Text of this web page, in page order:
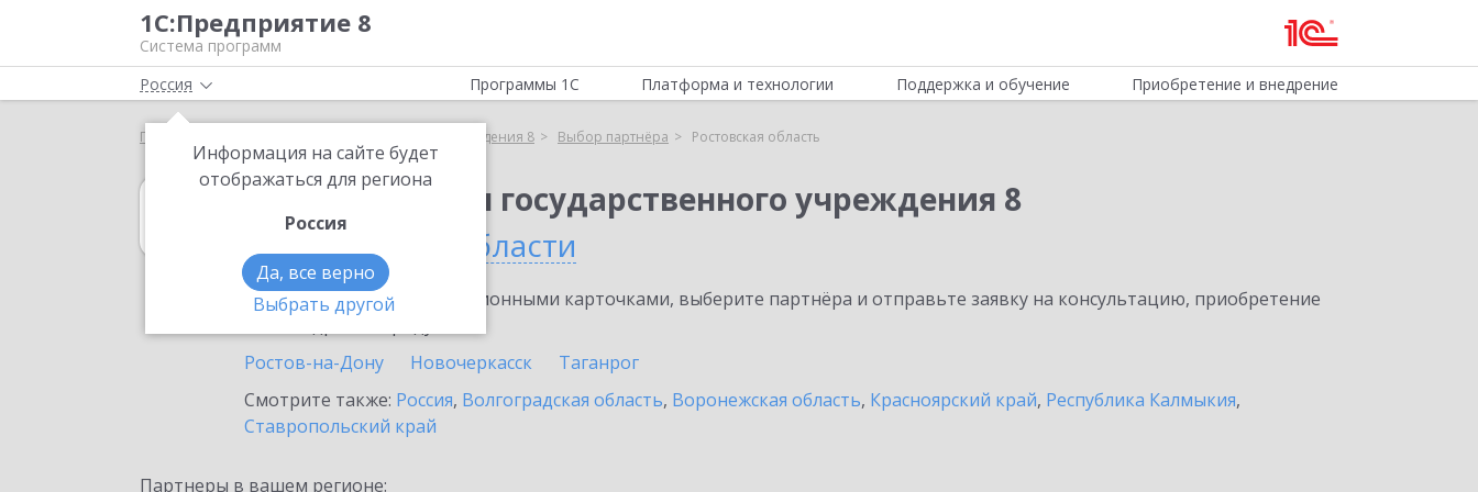
1С:Предприятие 8
Система программ
Россия
Информация на сайте будет
отображаться для региона
Россия
Да, все верно
Выбрать другой
Программы 1С Платформа и технологии Поддержка и обучение Приобретение и внедрение
Главная 1С:Бухгалтерия государственного учреждения 8 Выбор партнёра Ростовская область
1С:Бухгалтерия государственного учреждения 8
в Ростовской области
Ознакомьтесь с информационными карточками, выберите партнёра и отправьте заявку на консультацию, приобретение
Ростов-на-Дону
Новочеркасск
Таганрог
Смотрите также: Россия, Волгоградская область, Воронежская область, Красноярский край, Республика Калмыкия,
Ставропольский край
Партнеры в вашем регионе: